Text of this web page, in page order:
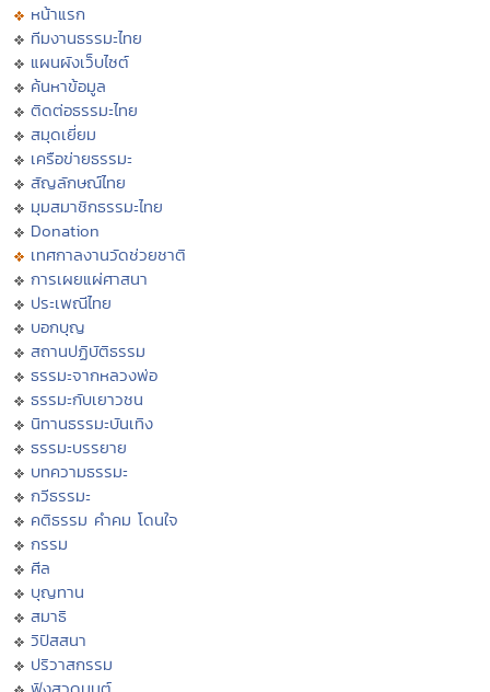
หน้าแรก
ทีมงานธรรมะไทย
แผนผังเว็บไซต์
ค้นหาข้อมูล
ติดต่อธรรมะไทย
สมุดเยี่ยม
เครือข่ายธรรมะ
สัญลักษณ์ไทย
มุมสมาชิกธรรมะไทย
Donation
เทศกาลงานวัดช่วยชาติ
การเผยแผ่ศาสนา
ประเพณีไทย
บอกบุญ
สถานปฏิบัติธรรม
ธรรมะจากหลวงพ่อ
ธรรมะกับเยาวชน
นิทานธรรมะบันเทิง
ธรรมะบรรยาย
บทความธรรมะ
กวีธรรมะ
คติธรรม คำคม โดนใจ
กรรม
ศีล
บุญทาน
สมาธิ
วิปัสสนา
ปริวาสกรรม